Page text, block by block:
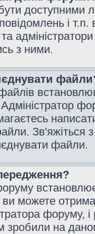
доступними
і
з ними.
Адміністратор
Зв'яжіться
файли.
можете
форуму,
на